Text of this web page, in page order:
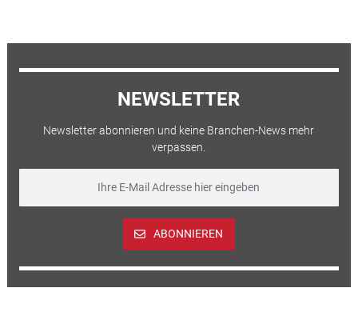
NEWSLETTER
Newsletter abonnieren und keine Branchen-News mehr
verpassen.
ABONNIEREN